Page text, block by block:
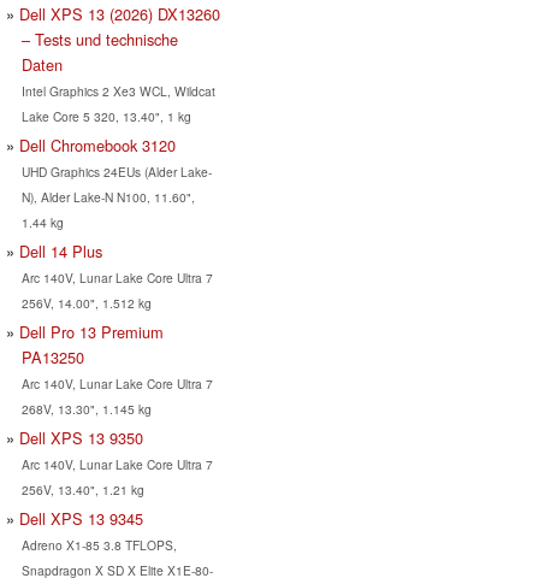
Dell XPS 13 (2026) DX13260
– Tests und technische
Daten
Intel Graphics 2 Xe3 WCL, Wildcat
Lake Core 5 320, 13.40", 1 kg
Dell Chromebook 3120
UHD Graphics 24EUs (Alder Lake-
N), Alder Lake-N N100, 11.60",
1.44 kg
Dell 14 Plus
Arc 140V, Lunar Lake Core Ultra 7
256V, 14.00", 1.512 kg
Dell Pro 13 Premium
PA13250
Arc 140V, Lunar Lake Core Ultra 7
268V, 13.30", 1.145 kg
Dell XPS 13 9350
Arc 140V, Lunar Lake Core Ultra 7
256V, 13.40", 1.21 kg
Dell XPS 13 9345
Adreno X1-85 3.8 TFLOPS,
Snapdragon X SD X Elite X1E-80-